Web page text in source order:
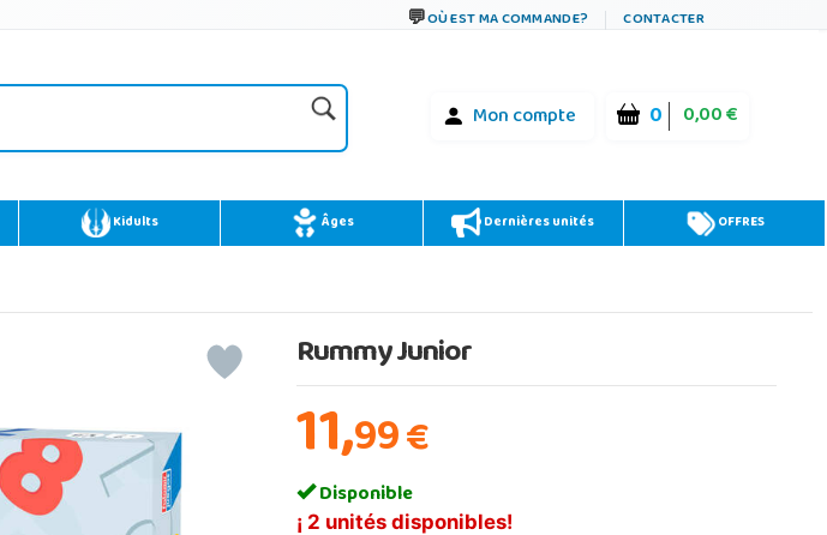
OÙ EST MA COMMANDE? CONTACTER
Mon compte 0 0,00 €
Kidults Âges Dernières unités OFFRES
Rummy Junior
11,99€
Disponible
¡ 2 unités disponibles!